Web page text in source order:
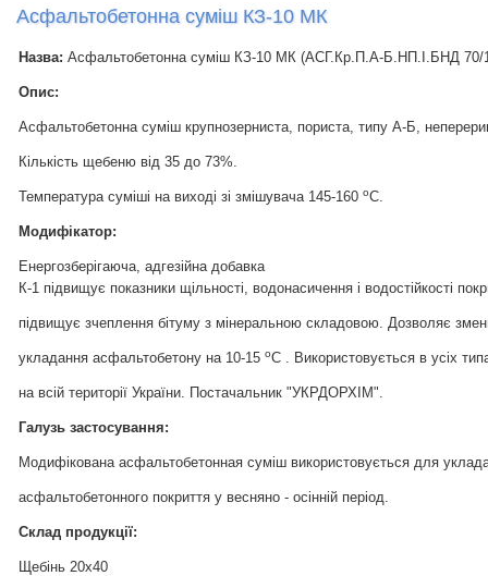
Асфальтобетонна суміш КЗ-10 МК
Назва: Асфальтобетонна суміш КЗ-10 МК (АСГ.Кр.П.А-Б.НП.I.БНД 70/
Опис:
Асфальтобетонна суміш крупнозерниста, пориста, типу А-Б,
Кількість щебеню від 35 до 73%.
Температура суміші на виході зі змішувача 145-160 оС.
Модифікатор:
Енергозберігаюча, адгезійна добавка
К-1 підвищує показники щільності, водонасичення і водостійкості
підвищує зчеплення бітуму з мінеральною складовою. Дозволяє
укладання асфальтобетону на 10-15 оС . Використовується в усіх
на всій території України. Постачальник "УКРДОРХІМ".
Галузь застосування:
Модифікована асфальтобетонная суміш використовується для
асфальтобетонного покриття у весняно - осінній період.
Склад продукції:
Щебінь 20х40